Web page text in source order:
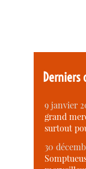
Derniers
9 janvier
grand
surtout
30